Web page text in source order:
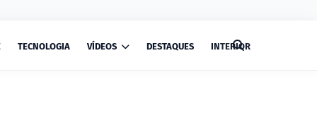
TECNOLOGIA VÍDEOS DESTAQUES INTERIOR